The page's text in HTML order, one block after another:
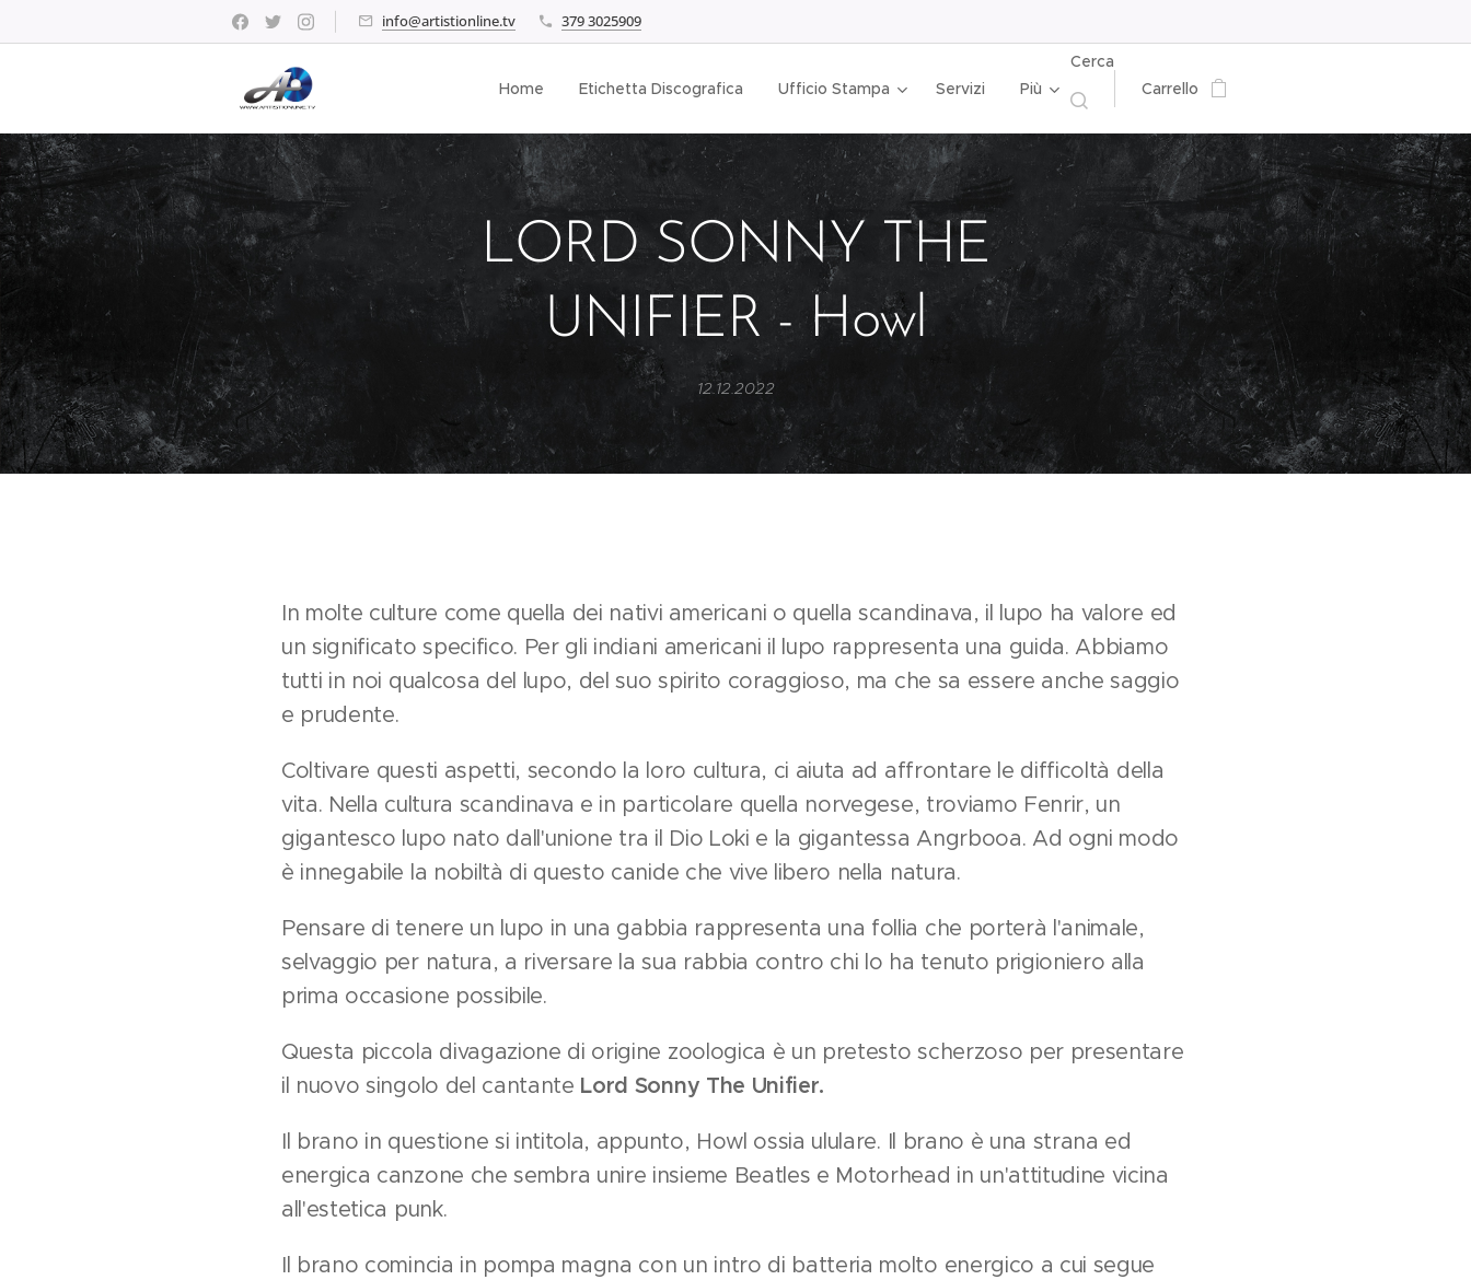
info@artistionline.tv 379 3025909
Home Etichetta Discografica Ufficio Stampa Servizi Più
Cerca
Carrello
LORD SONNY THE
UNIFIER - Howl
12.12.2022
In molte culture come quella dei nativi americani o quella scandinava, il lupo ha valore ed
un significato specifico. Per gli indiani americani il lupo rappresenta una guida. Abbiamo
tutti in noi qualcosa del lupo, del suo spirito coraggioso, ma che sa essere anche saggio
e prudente.
Coltivare questi aspetti, secondo la loro cultura, ci aiuta ad affrontare le difficoltà della
vita. Nella cultura scandinava e in particolare quella norvegese, troviamo Fenrir, un
gigantesco lupo nato dall'unione tra il Dio Loki e la gigantessa Angrbooa. Ad ogni modo
è innegabile la nobiltà di questo canide che vive libero nella natura.
Pensare di tenere un lupo in una gabbia rappresenta una follia che porterà l'animale,
selvaggio per natura, a riversare la sua rabbia contro chi lo ha tenuto prigioniero alla
prima occasione possibile.
Questa piccola divagazione di origine zoologica è un pretesto scherzoso per presentare
il nuovo singolo del cantante Lord Sonny The Unifier.
Il brano in questione si intitola, appunto, Howl ossia ululare. Il brano è una strana ed
energica canzone che sembra unire insieme Beatles e Motorhead in un'attitudine vicina
all'estetica punk.
Il brano comincia in pompa magna con un intro di batteria molto energico a cui segue